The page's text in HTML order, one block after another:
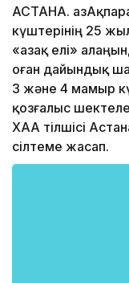
АСТАНА.
күштерінің 25
«Қазақ елі»
оған дайындық
3 және 4 мамыр
қозғалыс
ХАА тілшісі
сілтеме жасап.